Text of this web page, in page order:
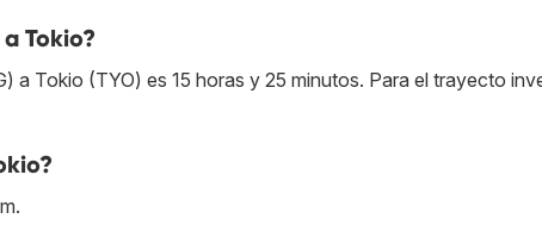
Tokio?
a Tokio (TYO) es 15 horas y 25 minutos. Para el trayecto